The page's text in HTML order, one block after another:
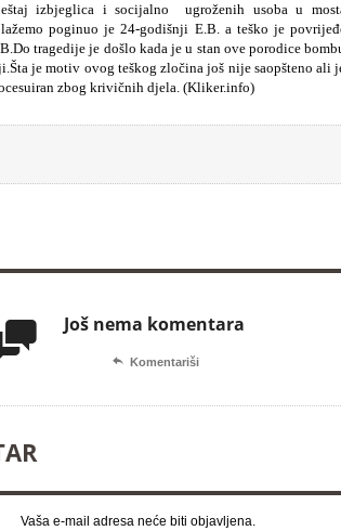
izbjeglica i socijalno ugroženih usoba u
poginuo je 24-godišnji E.B. a teško je
tragedije je došlo kada je u stan ove porodice
je motiv ovog teškog zločina još nije saopšteno ali
zbog krivičnih djela. (Kliker.info)
Još nema komentara
 Komentariši
Vaša e-mail adresa neće biti objavljena.